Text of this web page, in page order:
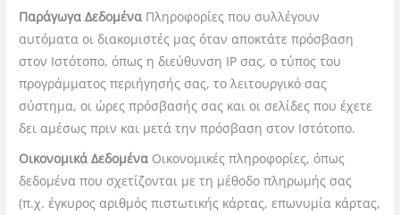
Παράγωγα Δεδομένα Πληροφορίες που συλλέγουν
αυτόματα οι διακομιστές μας όταν αποκτάτε πρόσβαση
στον Ιστότοπο, όπως η διεύθυνση IP σας, ο τύπος του
προγράμματος περιήγησής σας, το λειτουργικό σας
σύστημα, οι ώρες πρόσβασής σας και οι σελίδες που έχετε
δει αμέσως πριν και μετά την πρόσβαση στον Ιστότοπο.
Οικονομικά Δεδομένα Οικονομικές πληροφορίες, όπως
δεδομένα που σχετίζονται με τη μέθοδο πληρωμής σας
(π.χ. έγκυρος αριθμός πιστωτικής κάρτας, επωνυμία κάρτας,